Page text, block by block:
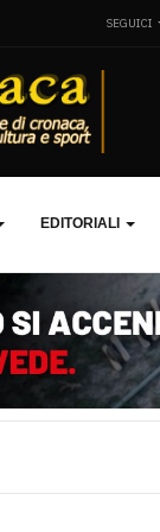
SEGUICI
EDITORIALI